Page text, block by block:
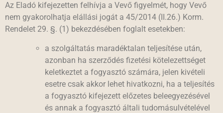
Az Eladó kifejezetten felhívja a Vevő figyelmét, hogy Vevő
nem gyakorolhatja elállási jogát a 45/2014 (II.26.) Korm.
Rendelet 29. §. (1) bekezdésében foglalt esetekben:
a szolgáltatás maradéktalan teljesítése után,
azonban ha szerződés fizetési kötelezettséget
keletkeztet a fogyasztó számára, jelen kivételi
esetre csak akkor lehet hivatkozni, ha a teljesítés
a fogyasztó kifejezett előzetes beleegyezésével
és annak a fogyasztó általi tudomásulvételével